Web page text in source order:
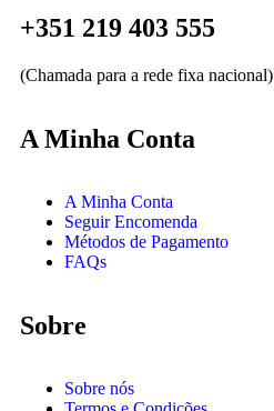
+351 219 403 555
(Chamada para a rede fixa nacional)
A Minha Conta
A Minha Conta
Seguir Encomenda
Métodos de Pagamento
FAQs
Sobre
Sobre nós